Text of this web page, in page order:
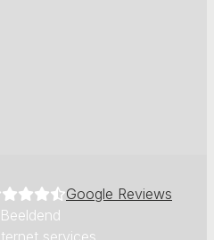
Google Reviews
services